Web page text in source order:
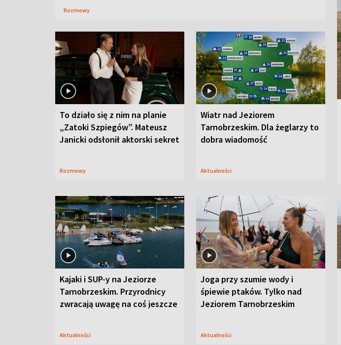
Rozmowy
To działo się z nim na planie
„Zatoki Szpiegów”. Mateusz
Janicki odsłonił aktorski sekret
Rozmowy
Wiatr nad Jeziorem
Tarnobrzeskim. Dla żeglarzy to
dobra wiadomość
Aktualności
Kajaki i SUP-y na Jeziorze
Tarnobrzeskim. Przyrodnicy
zwracają uwagę na coś jeszcze
Aktualności
Joga przy szumie wody i
śpiewie ptaków. Tylko nad
Jeziorem Tarnobrzeskim
Aktualności